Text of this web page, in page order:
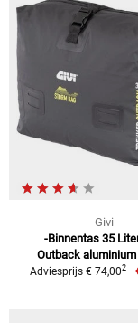
Givi
-Binnentas 35
Outback
Adviesprijs € 74,002